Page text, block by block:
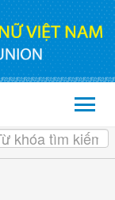
tác Hội và phong